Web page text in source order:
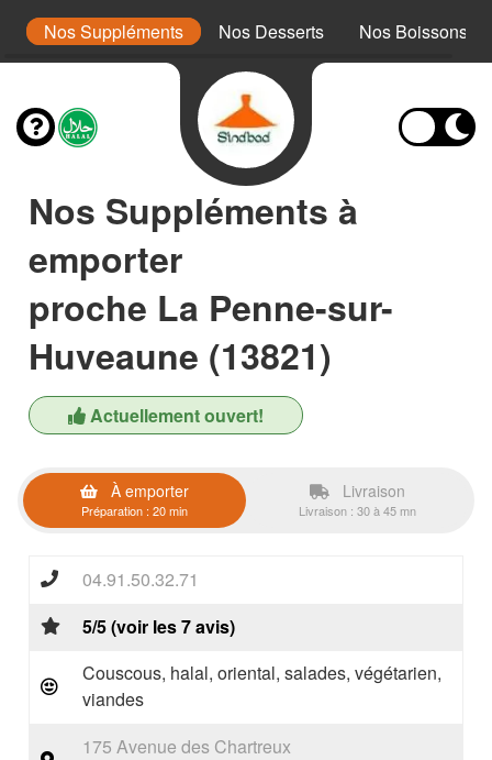
Nos Suppléments Nos Desserts Nos Boissons
Nos Suppléments à
emporter
proche La Penne-sur-
Huveaune (13821)
Actuellement ouvert!
À emporter
Préparation : 20 min
Livraison
Livraison : 30 à 45 mn
04.91.50.32.71
5/5 (voir les 7 avis)
Couscous, halal, oriental, salades, végétarien,
viandes
175 Avenue des Chartreux